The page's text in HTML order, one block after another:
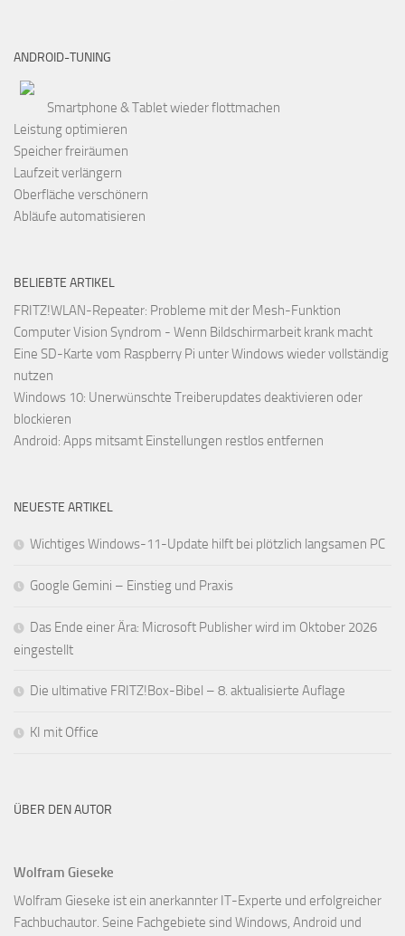
ANDROID-TUNING
Smartphone & Tablet wieder flottmachen
Leistung optimieren
Speicher freiräumen
Laufzeit verlängern
Oberfläche verschönern
Abläufe automatisieren
BELIEBTE ARTIKEL
FRITZ!WLAN-Repeater: Probleme mit der Mesh-Funktion
Computer Vision Syndrom - Wenn Bildschirmarbeit krank macht
Eine SD-Karte vom Raspberry Pi unter Windows wieder vollständig
nutzen
Windows 10: Unerwünschte Treiberupdates deaktivieren oder
blockieren
Android: Apps mitsamt Einstellungen restlos entfernen
NEUESTE ARTIKEL
Wichtiges Windows-11-Update hilft bei plötzlich langsamen PC
Google Gemini – Einstieg und Praxis
Das Ende einer Ära: Microsoft Publisher wird im Oktober 2026
eingestellt
Die ultimative FRITZ!Box-Bibel – 8. aktualisierte Auflage
KI mit Office
ÜBER DEN AUTOR
Wolfram Gieseke
Wolfram Gieseke ist ein anerkannter IT-Experte und erfolgreicher
Fachbuchautor. Seine Fachgebiete sind Windows, Android und